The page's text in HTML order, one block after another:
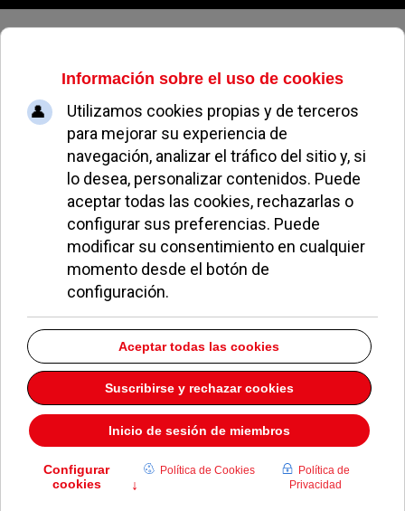
Viernes, 07 de agosto de 2026
Los Curros
Dirección: Calle Guadalupe Muñoz Local 1
Pozuelo de Alarcón
Madrid
Teléfono: 91 518 36 94
Descargar la información como:vCard
EN PORTADA
Pozuelo aprueba las 775 viviendas de Huerta Grande
Pozuelo confirma los conciertos para las fiestas